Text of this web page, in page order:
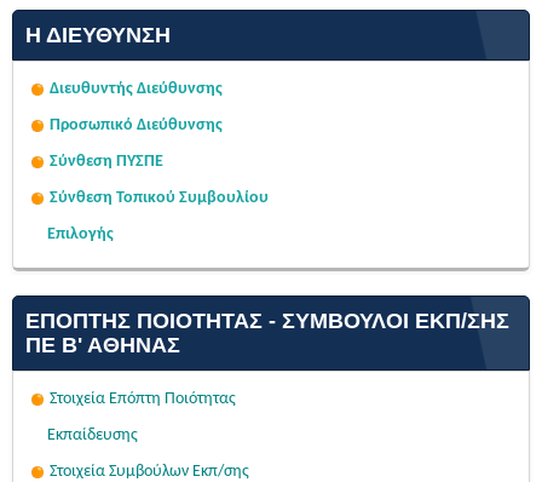
Η ΔΙΕΎΘΥΝΣΗ
Διευθυντής Διεύθυνσης
Προσωπικό Διεύθυνσης
Σύνθεση ΠΥΣΠΕ
Σύνθεση Τοπικού Συμβουλίου
Επιλογής
ΕΠΌΠΤΗΣ ΠΟΙΌΤΗΤΑΣ - ΣΎΜΒΟΥΛΟΙ ΕΚΠ/ΣΗΣ
ΠΕ Β' ΑΘΉΝΑΣ
Στοιχεία Επόπτη Ποιότητας
Εκπαίδευσης
Στοιχεία Συμβούλων Εκπ/σης